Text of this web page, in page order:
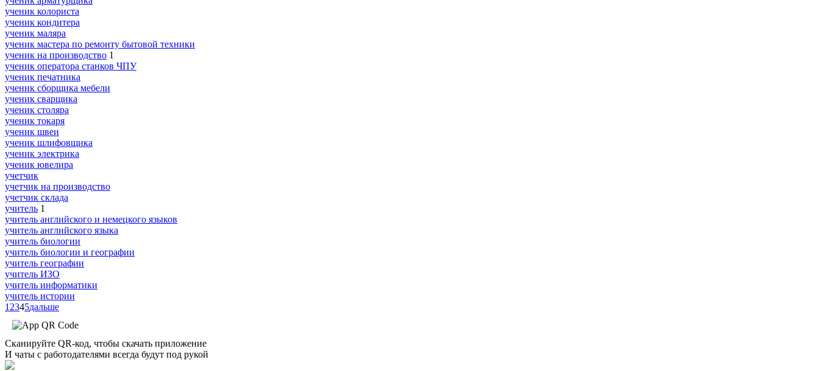
ученик колориста
ученик кондитера
ученик маляра
ученик мастера по ремонту бытовой техники
ученик на производство 1
ученик оператора станков ЧПУ
ученик печатника
ученик сборщика мебели
ученик сварщика
ученик столяра
ученик токаря
ученик швеи
ученик шлифовщика
ученик электрика
ученик ювелира
учетчик
учетчик на производство
учетчик склада
учитель 1
учитель английского и немецкого языков
учитель английского языка
учитель биологии
учитель биологии и географии
учитель географии
учитель ИЗО
учитель информатики
учитель истории
1 2345дальше
Сканируйте QR-код, чтобы скачать приложение
И чаты с работодателями всегда будут под рукой